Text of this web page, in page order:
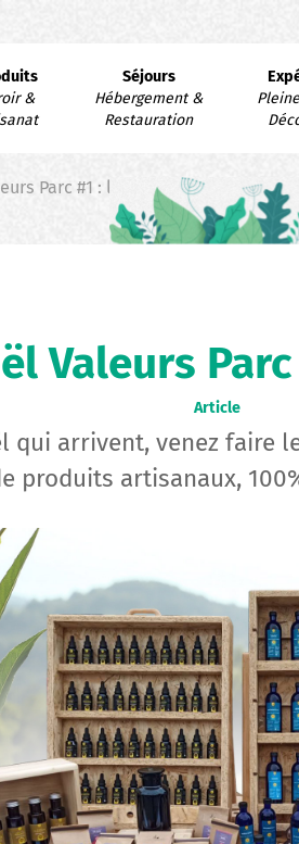
&
Séjours
Hébergement &
Restauration
Parc #1 : l'artisanat
Valeurs
Article
qui arrivent, venez faire
produits artisanaux,